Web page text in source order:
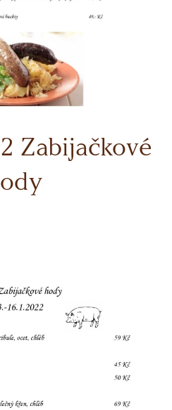
Zabijačkové